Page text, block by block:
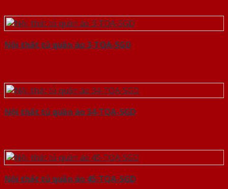
Nội thất tủ quần áo 3-TQA-SGD
Nội thất tủ quần áo 34-TQA-SGD
Nội thất tủ quần áo 45-TQA-SGD